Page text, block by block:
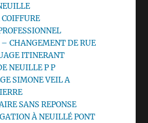
CHANGEMENT DE RUE
ITINERANT
NEUILLE P P
SIMONE VEIL A
SANS REPONSE
À NEUILLÉ PONT